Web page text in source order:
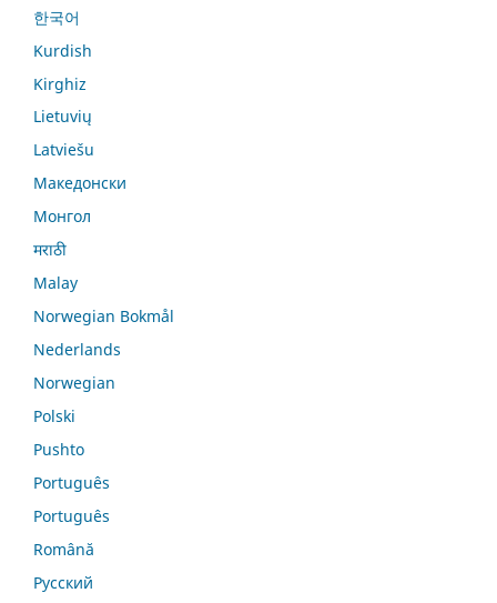
한국어
Kurdish
Kirghiz
Lietuvių
Latviešu
Македонски
Монгол
मराठी
Malay
Norwegian Bokmål
Nederlands
Norwegian
Polski
Pushto
Português
Português
Română
Русский